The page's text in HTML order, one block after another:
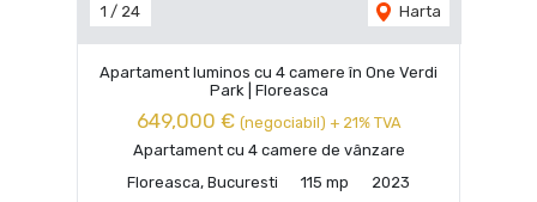
1 / 24 Harta
Apartament luminos cu 4 camere în One Verdi
Park | Floreasca
649,000 € (negociabil) + 21% TVA
Apartament cu 4 camere de vânzare
Floreasca, Bucuresti
115 mp 2023